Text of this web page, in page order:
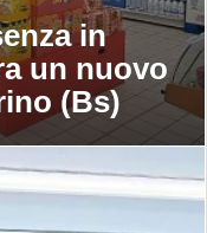
in
un nuovo
(Bs)